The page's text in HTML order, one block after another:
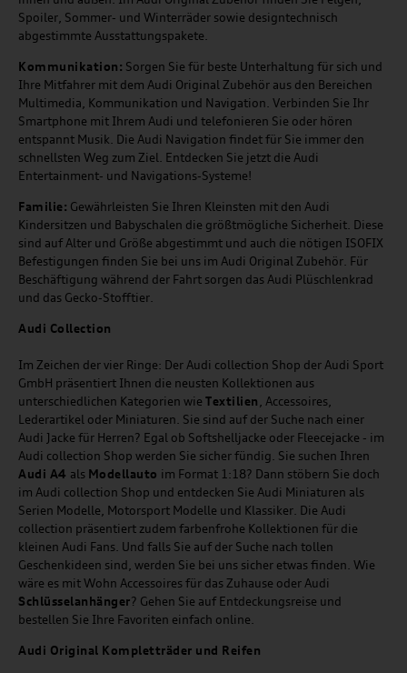
Spoiler, Sommer- und Winterräder sowie designtechnisch
abgestimmte Ausstattungspakete.
Kommunikation: Sorgen Sie für beste Unterhaltung für sich und
Ihre Mitfahrer mit dem Audi Original Zubehör aus den Bereichen
Multimedia, Kommunikation und Navigation. Verbinden Sie Ihr
Smartphone mit Ihrem Audi und telefonieren Sie oder hören
entspannt Musik. Die Audi Navigation findet für Sie immer den
schnellsten Weg zum Ziel. Entdecken Sie jetzt die Audi
Entertainment- und Navigations-Systeme!
Familie: Gewährleisten Sie Ihren Kleinsten mit den Audi
Kindersitzen und Babyschalen die größtmögliche Sicherheit. Diese
sind auf Alter und Größe abgestimmt und auch die nötigen ISOFIX
Befestigungen finden Sie bei uns im Audi Original Zubehör. Für
Beschäftigung während der Fahrt sorgen das Audi Plüschlenkrad
und das Gecko-Stofftier.
Audi Collection
Im Zeichen der vier Ringe: Der Audi collection Shop der Audi Sport
GmbH präsentiert Ihnen die neusten Kollektionen aus
unterschiedlichen Kategorien wie Textilien , Accessoires,
Lederartikel oder Miniaturen. Sie sind auf der Suche nach einer
Audi Jacke für Herren? Egal ob Softshelljacke oder Fleecejacke - im
Audi collection Shop werden Sie sicher fündig. Sie suchen Ihren
Audi A4 als Modellauto im Format 1:18? Dann stöbern Sie doch
im Audi collection Shop und entdecken Sie Audi Miniaturen als
Serien Modelle, Motorsport Modelle und Klassiker. Die Audi
collection präsentiert zudem farbenfrohe Kollektionen für die
kleinen Audi Fans. Und falls Sie auf der Suche nach tollen
Geschenkideen sind, werden Sie bei uns sicher etwas finden. Wie
wäre es mit Wohn Accessoires für das Zuhause oder Audi
Schlüsselanhänger? Gehen Sie auf Entdeckungsreise und
bestellen Sie Ihre Favoriten einfach online.
Audi Original Kompletträder und Reifen